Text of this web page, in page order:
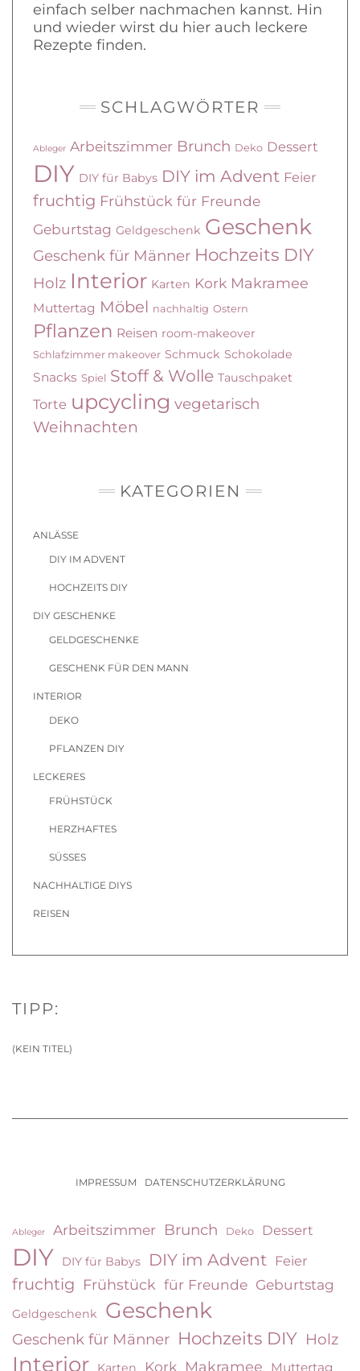
einfach selber nachmachen kannst. Hin
und wieder wirst du hier auch leckere
Rezepte finden.
SCHLAGWÖRTER
Ableger Arbeitszimmer Brunch Deko Dessert
DIY DIY für Babys DIY im Advent Feier
fruchtig Frühstück für Freunde
Geburtstag Geldgeschenk Geschenk
Geschenk für Männer Hochzeits DIY
Holz Interior Karten Kork Makramee
Muttertag Möbel nachhaltig Ostern
Pflanzen Reisen room-makeover
Schlafzimmer makeover Schmuck Schokolade
Snacks Spiel Stoff & Wolle Tauschpaket
Torte upcycling vegetarisch
Weihnachten
KATEGORIEN
ANLÄSSE
DIY IM ADVENT
HOCHZEITS DIY
DIY GESCHENKE
GELDGESCHENKE
GESCHENK FÜR DEN MANN
INTERIOR
DEKO
PFLANZEN DIY
LECKERES
FRÜHSTÜCK
HERZHAFTES
SÜSSES
NACHHALTIGE DIYS
REISEN
TIPP:
(KEIN TITEL)
IMPRESSUM DATENSCHUTZERKLÄRUNG
Ableger Arbeitszimmer Brunch Deko Dessert
DIY DIY für Babys DIY im Advent Feier
fruchtig Frühstück für Freunde Geburtstag
Geldgeschenk Geschenk
Geschenk für Männer Hochzeits DIY Holz
Interior Karten Kork Makramee Muttertag